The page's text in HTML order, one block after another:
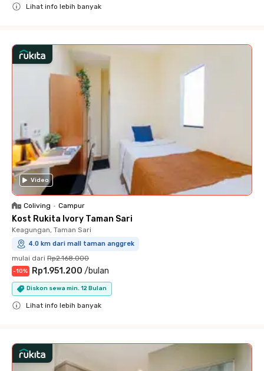
Lihat info lebih banyak
Video
Coliving • Campur
Kost Rukita Ivory Taman Sari
Keagungan, Taman Sari
4.0 km dari mall taman anggrek
mulai dari Rp2.168.000
-10% Rp1.951.200 /bulan
Diskon sewa min. 12 Bulan
Lihat info lebih banyak